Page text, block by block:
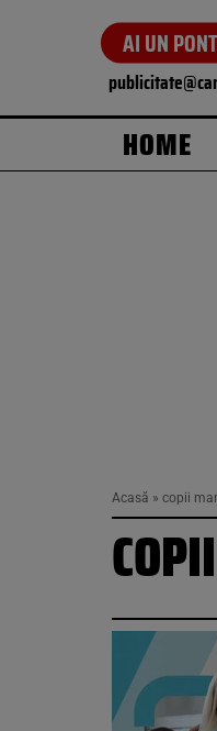
AI UN
HOME
Acasă » copii